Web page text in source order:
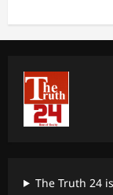
The Truth 24